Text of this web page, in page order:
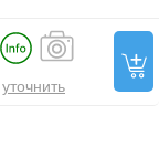
уточнить